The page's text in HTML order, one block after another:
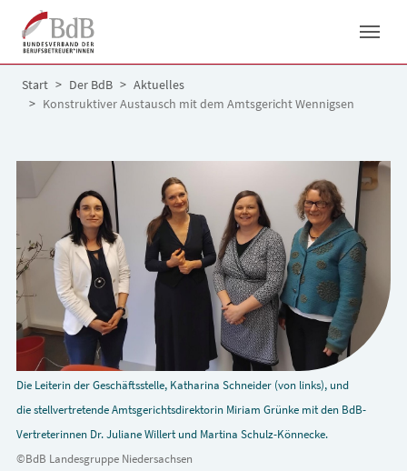
Skip to main navigation
Skip to main content
Skip to page footer
You are here:
Start Der BdB
Aktuelles
Konstruktiver Austausch mit dem Amtsgericht Wennigsen
Die Leiterin der Geschäftsstelle, Katharina Schneider (von links), und
die stellvertretende Amtsgerichtsdirektorin Miriam Grünke mit den BdB-
Vertreterinnen Dr. Juliane Willert und Martina Schulz-Könnecke.
©BdB Landesgruppe Niedersachsen